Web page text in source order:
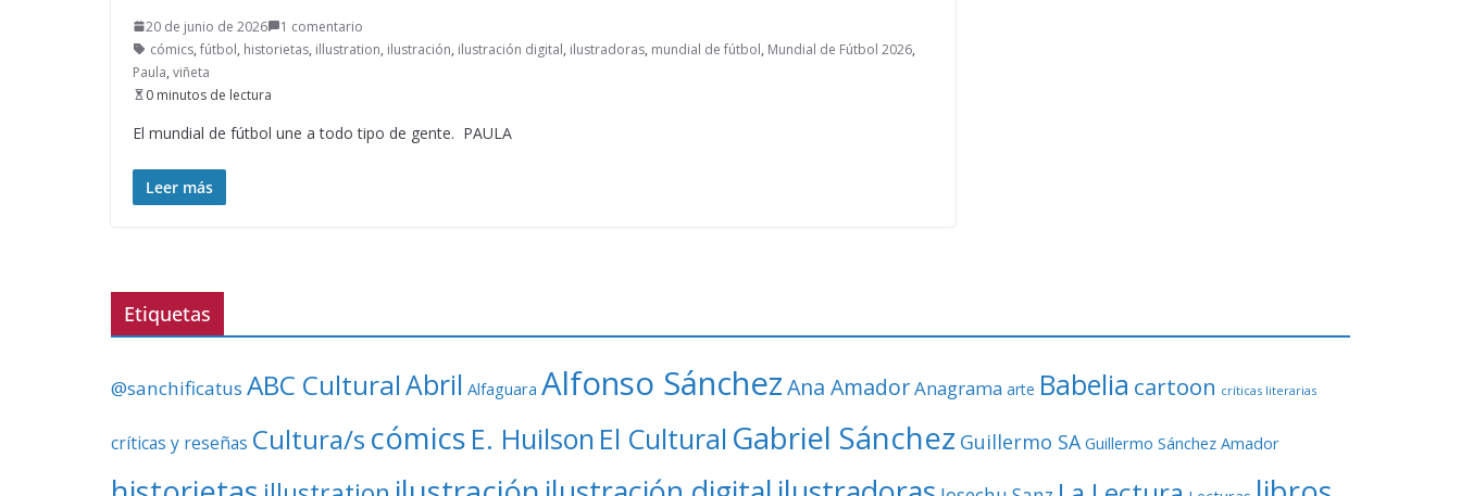
20 de junio de 2026
1 comentario
cómics, fútbol, historietas, illustration, ilustración, ilustración digital, ilustradoras, mundial de fútbol, Mundial de Fútbol 2026,
Paula, viñeta
0 minutos de lectura
El mundial de fútbol une a todo tipo de gente. PAULA
Leer más
Etiquetas
@sanchificatus ABC CulturalAbril Alfaguara Alfonso SánchezAna AmadorAnagrama arte Babelia cartoon críticas literarias
críticas y reseñas Cultura/s cómics E. Huilson El Cultural Gabriel Sánchez Guillermo SA Guillermo Sánchez Amador